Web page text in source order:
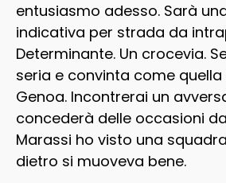
entusiasmo adesso. Sarà
indicativa per strada da
Determinante. Un crocevia.
seria e convinta come
Genoa. Incontrerai un
concederà delle occasioni
Marassi ho visto una
dietro si muoveva bene.